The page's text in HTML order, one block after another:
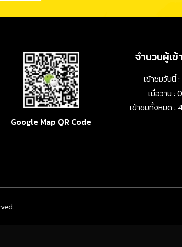
Google Map QR Code
จำนวนผู้เข้
เข้าชมวันนี้
เมื่อวาน : 0
เข้าชมทั้งหมด :